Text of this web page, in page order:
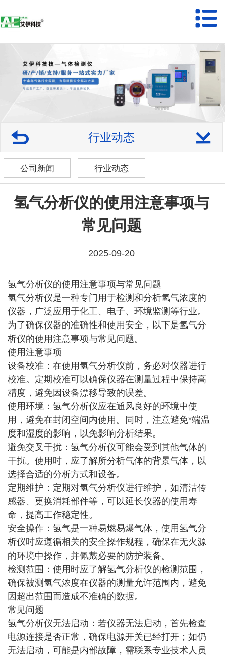
行业动态
公司新闻 行业动态
氢气分析仪的使用注意事项与
常见问题
2025-09-20
氢气分析仪的使用注意事项与常见问题
氢气分析仪是一种专门用于检测和分析氢气浓度的
仪器，广泛应用于化工、电子、环境监测等行业。
为了确保仪器的准确性和使用安全，以下是氢气分
析仪的使用注意事项与常见问题。
使用注意事项
设备校准：在使用氢气分析仪前，务必对仪器进行
校准。定期校准可以确保仪器在测量过程中保持高
精度，避免因设备漂移导致的误差。
使用环境：氢气分析仪应在通风良好的环境中使
用，避免在封闭空间内使用。同时，注意避免*端温
度和湿度的影响，以免影响分析结果。
避免交叉干扰：氢气分析仪可能会受到其他气体的
干扰。使用时，应了解所分析气体的背景气体，以
选择合适的分析方式和设备。
定期维护：定期对氢气分析仪进行维护，如清洁传
感器、更换消耗部件等，可以延长仪器的使用寿
命，提高工作稳定性。
安全操作：氢气是一种易燃易爆气体，使用氢气分
析仪时应遵循相关的安全操作规程，确保在无火源
的环境中操作，并佩戴必要的防护装备。
检测范围：使用时应了解氢气分析仪的检测范围，
确保被测氢气浓度在仪器的测量允许范围内，避免
因超出范围而造成不准确的数据。
常见问题
氢气分析仪无法启动：若仪器无法启动，首先检查
电源连接是否正常，确保电源开关已经打开；如仍
无法启动，可能是内部故障，需联系专业技术人员